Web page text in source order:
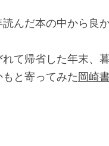
んだ本の中から良
て帰省した年末、
と寄ってみた岡崎